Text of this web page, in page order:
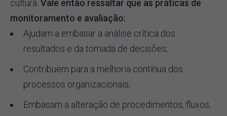
cultura. Vale então ressaltar que as práticas de
monitoramento e avaliação:
Ajudam a embasar a análise crítica dos
resultados e da tomada de decisões;
Contribuem para a melhoria contínua dos
processos organizacionais;
Embasam a alteração de procedimentos, fluxos,